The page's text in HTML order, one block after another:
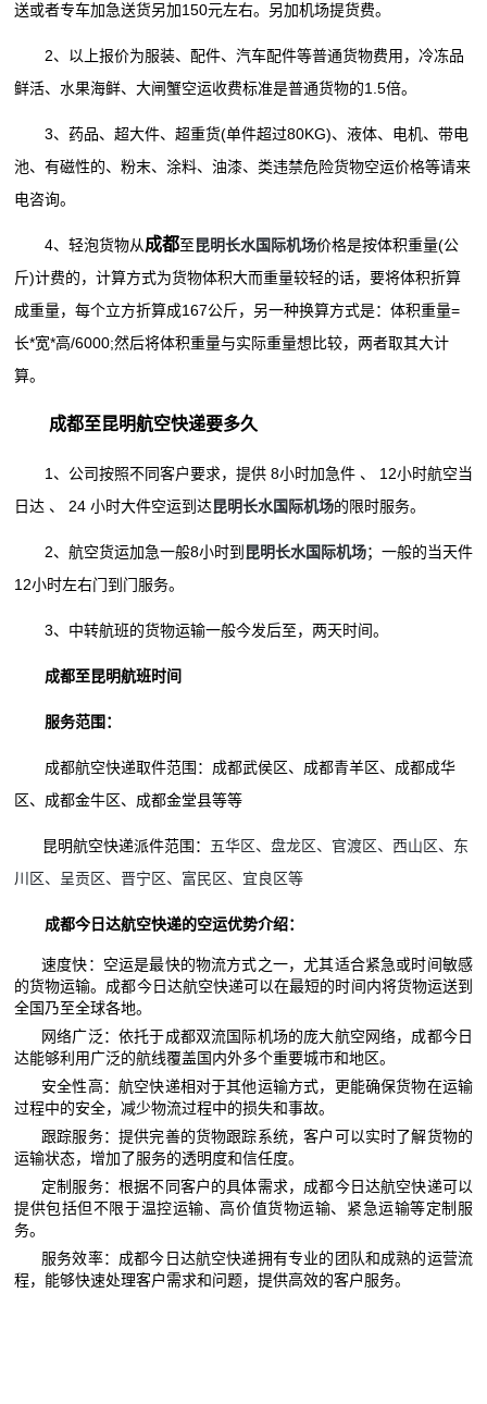
送或者专车加急送货另加150元左右。另加机场提货费。
2、以上报价为服装、配件、汽车配件等普通货物费用，冷冻品
鲜活、水果海鲜、大闸蟹空运收费标准是普通货物的1.5倍。
3、药品、超大件、超重货(单件超过80KG)、液体、电机、带电
池、有磁性的、粉末、涂料、油漆、类违禁危险货物空运价格等请来
电咨询。
4、轻泡货物从成都至昆明长水国际机场价格是按体积重量(公
斤)计费的，计算方式为货物体积大而重量较轻的话，要将体积折算
成重量，每个立方折算成167公斤，另一种换算方式是：体积重量=
长*宽*高/6000;然后将体积重量与实际重量想比较，两者取其大计
算。
成都至昆明航空快递要多久
1、公司按照不同客户要求，提供 8小时加急件 、 12小时航空当
日达 、 24 小时大件空运到达昆明长水国际机场的限时服务。
2、航空货运加急一般8小时到 昆明长水国际机场；一般的当天件
12小时左右门到门服务。
3、中转航班的货物运输一般今发后至，两天时间。
成都至昆明航班时间
服务范围：
成都航空快递取件范围：成都武侯区、成都青羊区、成都成华
区、成都金牛区、成都金堂县等等
昆明航空快递派件范围： 五华区、盘龙区、官渡区、西山区、东
川区、呈贡区、晋宁区、富民区、宜良区等
成都今日达航空快递的空运优势介绍：
速度快：空运是最快的物流方式之一，尤其适合紧急或时间敏感
的货物运输。成都今日达航空快递可以在最短的时间内将货物运送到
全国乃至全球各地。
网络广泛：依托于成都双流国际机场的庞大航空网络，成都今日
达能够利用广泛的航线覆盖国内外多个重要城市和地区。
安全性高：航空快递相对于其他运输方式，更能确保货物在运输
过程中的安全，减少物流过程中的损失和事故。
跟踪服务：提供完善的货物跟踪系统，客户可以实时了解货物的
运输状态，增加了服务的透明度和信任度。
定制服务：根据不同客户的具体需求，成都今日达航空快递可以
提供包括但不限于温控运输、高价值货物运输、紧急运输等定制服
务。
服务效率：成都今日达航空快递拥有专业的团队和成熟的运营流
程，能够快速处理客户需求和问题，提供高效的客户服务。